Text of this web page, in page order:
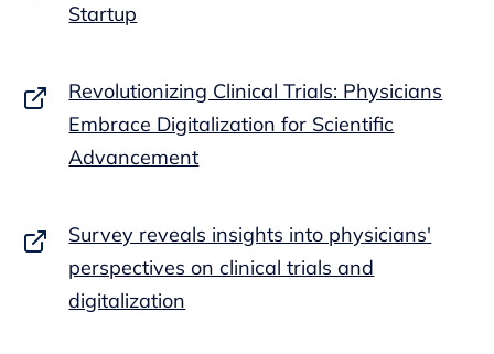
Startup
Revolutionizing Clinical Trials: Physicians
Embrace Digitalization for Scientific
Advancement
Survey reveals insights into physicians'
perspectives on clinical trials and
digitalization